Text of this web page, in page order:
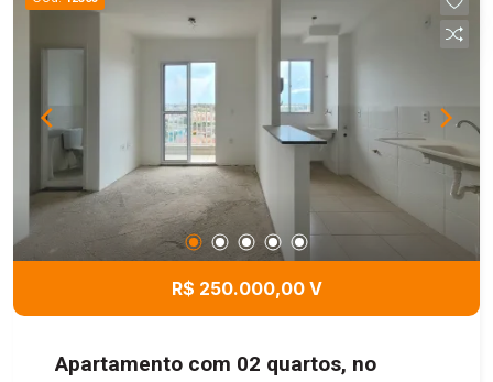
R$ 250.000,00 V
Apartamento com 02 quartos, no